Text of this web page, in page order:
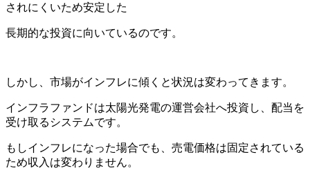
されにくいため安定した
長期的な投資に向いているのです。
しかし、市場がインフレに傾くと状況は変わってきます。
インフラファンドは太陽光発電の運営会社へ投資し、配当を
受け取るシステムです。
もしインフレになった場合でも、売電価格は固定されている
ため収入は変わりません。